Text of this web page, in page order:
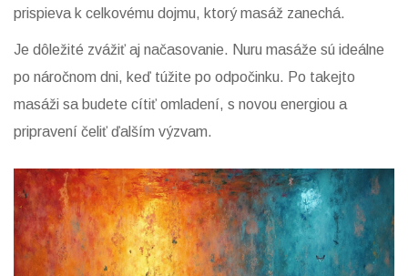
prispieva k celkovému dojmu, ktorý masáž zanechá.
Je dôležité zvážiť aj načasovanie. Nuru masáže sú ideálne
po náročnom dni, keď túžite po odpočinku. Po takejto
masáži sa budete cítiť omladení, s novou energiou a
pripravení čeliť ďalším výzvam.